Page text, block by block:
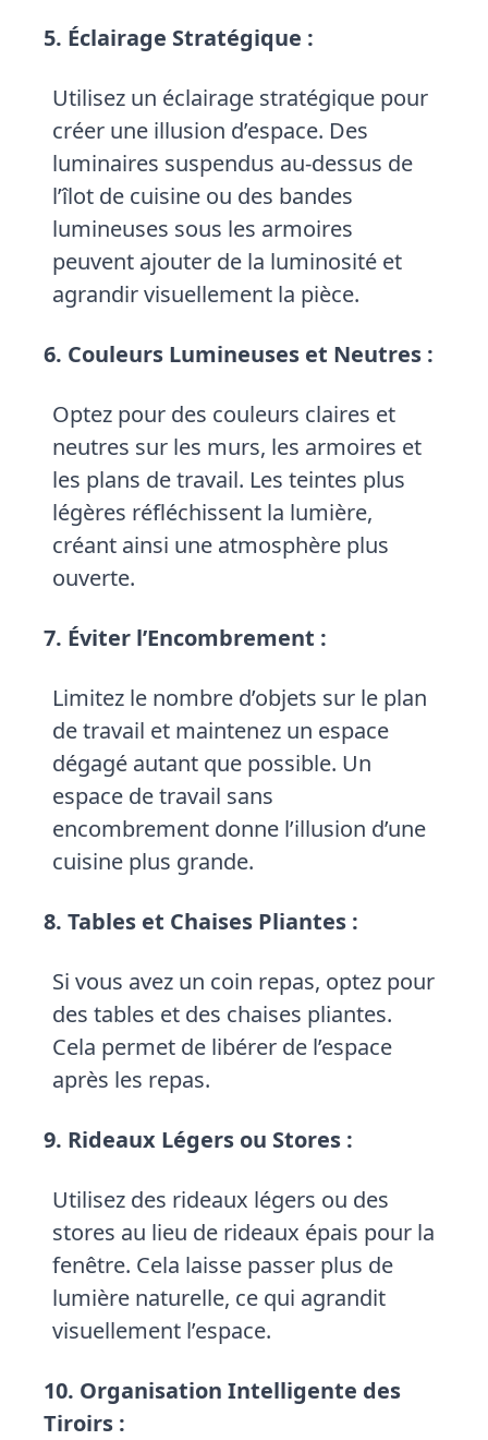
5. Éclairage Stratégique :
Utilisez un éclairage stratégique pour
créer une illusion d’espace. Des
luminaires suspendus au-dessus de
l’îlot de cuisine ou des bandes
lumineuses sous les armoires
peuvent ajouter de la luminosité et
agrandir visuellement la pièce.
6. Couleurs Lumineuses et Neutres :
Optez pour des couleurs claires et
neutres sur les murs, les armoires et
les plans de travail. Les teintes plus
légères réfléchissent la lumière,
créant ainsi une atmosphère plus
ouverte.
7. Éviter l’Encombrement :
Limitez le nombre d’objets sur le plan
de travail et maintenez un espace
dégagé autant que possible. Un
espace de travail sans
encombrement donne l’illusion d’une
cuisine plus grande.
8. Tables et Chaises Pliantes :
Si vous avez un coin repas, optez pour
des tables et des chaises pliantes.
Cela permet de libérer de l’espace
après les repas.
9. Rideaux Légers ou Stores :
Utilisez des rideaux légers ou des
stores au lieu de rideaux épais pour la
fenêtre. Cela laisse passer plus de
lumière naturelle, ce qui agrandit
visuellement l’espace.
10. Organisation Intelligente des
Tiroirs :